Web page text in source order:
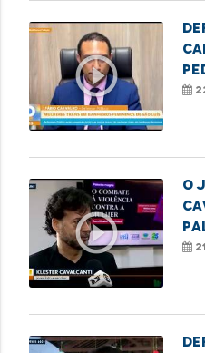
play_circle_outline
play_circle_outline
O